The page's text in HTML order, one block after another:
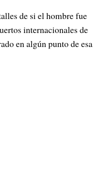
de si el hombre fue
internacionales de
en algún punto de esa